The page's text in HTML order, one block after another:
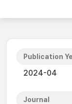
Publication
2024-04
Journal